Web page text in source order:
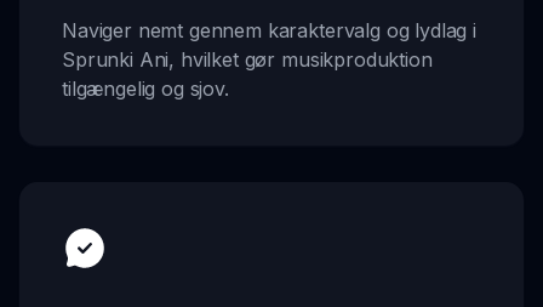
Naviger nemt gennem karaktervalg og lydlag i
Sprunki Ani, hvilket gør musikproduktion
tilgængelig og sjov.